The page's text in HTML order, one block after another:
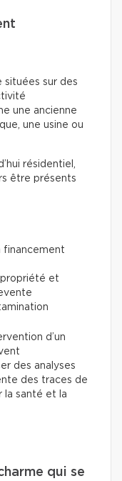
sur des
une ancienne
une usine ou
résidentiel,
être présents
financement
propriété et
d’un
des analyses
des traces de
la santé et la
qui se